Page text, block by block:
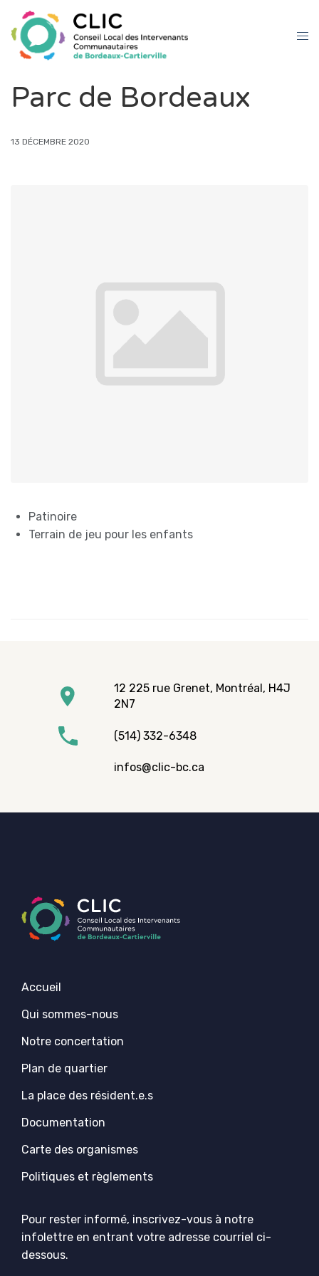
Parc de Bordeaux
13 DÉCEMBRE 2020
Patinoire
Terrain de jeu pour les enfants
12 225 rue Grenet, Montréal, H4J
2N7
(514) 332-6348
infos@clic-bc.ca
Accueil
Qui sommes-nous
Notre concertation
Plan de quartier
La place des résident.e.s
Documentation
Carte des organismes
Politiques et règlements
Pour rester informé, inscrivez-vous à notre
infolettre en entrant votre adresse courriel ci-
dessous.